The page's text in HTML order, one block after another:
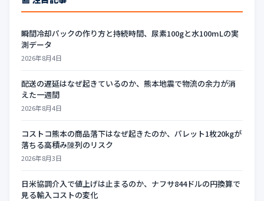
瞬間冷却パックの作り方と持続時間、尿素100gと水100mLの実
測データ
2026年8月4日
配送の遅延はなぜ起きているのか、熊本地震で物流の余力が消
えた一週間
2026年8月4日
コストコ熊本の商品落下はなぜ起きたのか、パレット1枚20kgが
落ちる高積み陳列のリスク
2026年8月3日
日米協調介入で値上げは止まるのか、ナフサ844ドルの円換算で
見る輸入コストの変化